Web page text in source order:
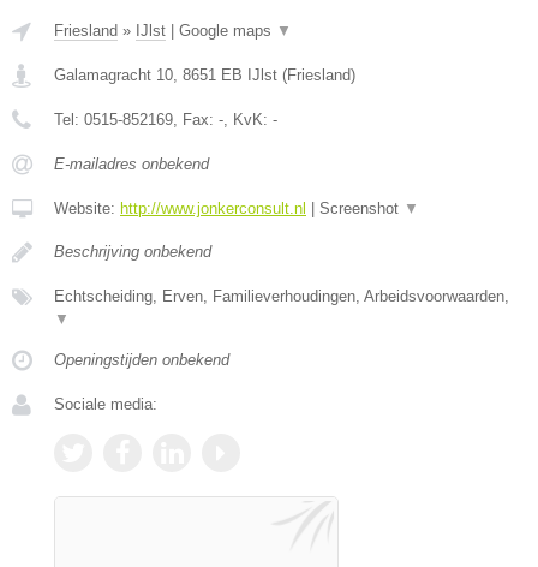
Friesland » IJlst | Google maps ▼
Galamagracht 10 8651 EB IJlst (Friesland)
Tel: 0515-852169 , Fax: - , KvK: -
E-mailadres onbekend
Website: http://www.jonkerconsult.nl | Screenshot ▼
Beschrijving onbekend
Echtscheiding, Erven, Familieverhoudingen, Arbeidsvoorwaarden,
▼
Openingstijden onbekend
Sociale media: